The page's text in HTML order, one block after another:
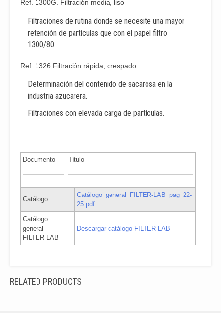
Ref. 1300G. Filtración media, liso
Filtraciones de rutina donde se necesite una mayor
retención de partículas que con el papel filtro
1300/80.
Ref. 1326 Filtración rápida, crespado
Determinación del contenido de sacarosa en la
industria azucarera.
Filtraciones con elevada carga de partículas.
Documento Título
Catálogo
Catálogo_general_FILTER-LAB_pag_22-
25.pdf
Catálogo
general
FILTER LAB
Descargar catálogo FILTER-LAB
RELATED PRODUCTS